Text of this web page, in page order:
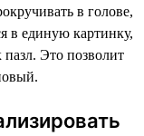
в голове,
в единую картинку,
пазл. Это позволит